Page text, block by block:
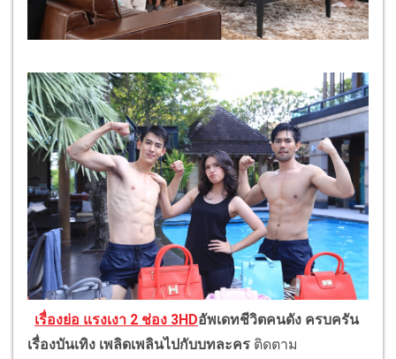
เรื่องย่อ แรงเงา 2 ช่อง 3HDอัพเดทชีวิตคนดัง ครบครัน
เรื่องบันเทิง เพลิดเพลินไปกับบทละคร ติดตาม